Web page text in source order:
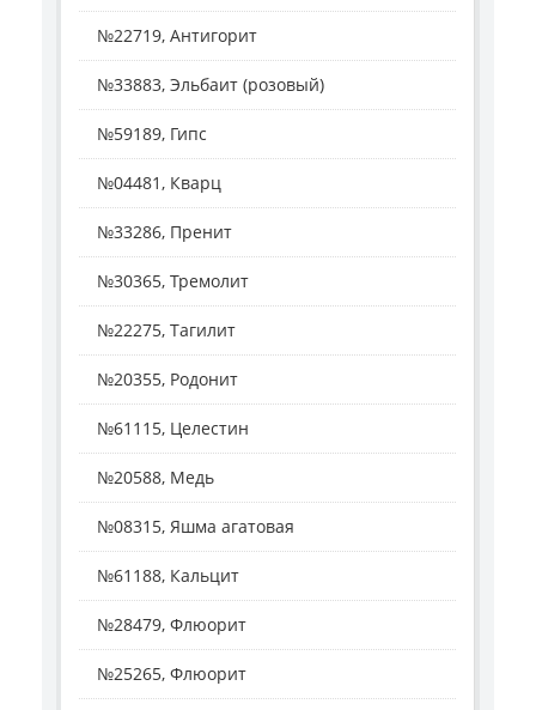
№22719, Антигорит
№33883, Эльбаит (розовый)
№59189, Гипс
№04481, Кварц
№33286, Пренит
№30365, Тремолит
№22275, Тагилит
№20355, Родонит
№61115, Целестин
№20588, Медь
№08315, Яшма агатовая
№61188, Кальцит
№28479, Флюорит
№25265, Флюорит